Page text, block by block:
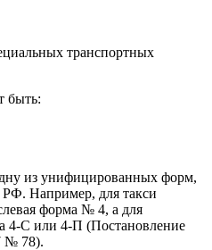
транспортных
быть:
из унифицированных форм,
Например, для такси
форма № 4, а для
4-С или 4-П (Постановление
№ 78).